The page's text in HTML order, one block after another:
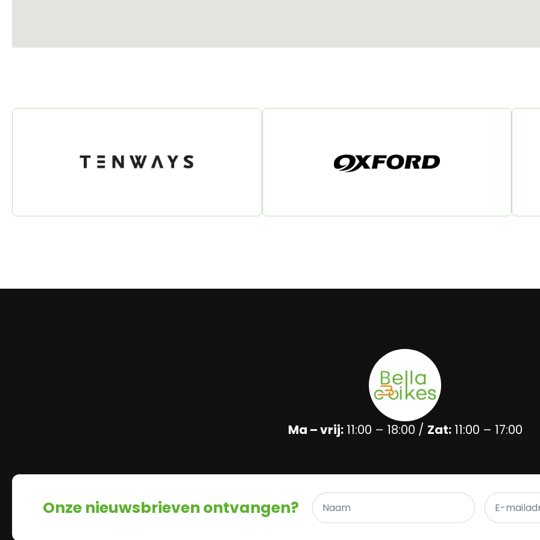
Ma – vrij:11:00 – 18:00 / Zat:11:00 – 17:00
Onze nieuwsbrieven ontvangen?
Naam
*
E-
mailadres
*